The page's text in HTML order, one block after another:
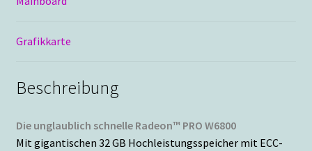
Grafikkarte
Beschreibung
Die unglaublich schnelle Radeon™ PRO W6800
Mit gigantischen 32 GB Hochleistungsspeicher mit ECC-